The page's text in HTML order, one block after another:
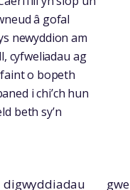
â gofal
newyddion am
cyfweliadau ag
o bopeth
i chi’ch hun
beth sy’n
digwyddiadau